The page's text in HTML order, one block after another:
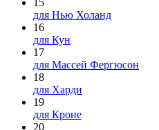
для Нью Холанд
16
для Кун
17
для Массей Фергюсон
18
для Харди
19
для Кроне
20